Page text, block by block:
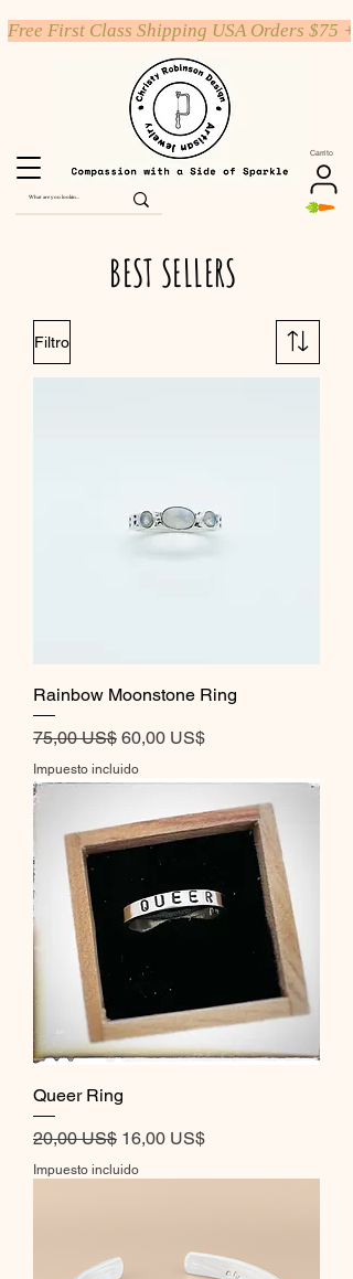
Carrito
Free First Class Shipping USA Orders $75 +
BEST SELLERS
Filtro
Rainbow Moonstone Ring
Precio
75,00 US$ Precio de oferta
60,00 US$
Impuesto incluido
Queer Ring
Precio
20,00 US$ Precio de oferta
16,00 US$
Impuesto incluido